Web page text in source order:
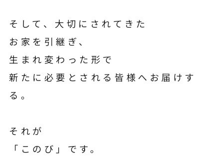
そして、大切にされてきた
お家を引継ぎ、
生まれ変わった形で
新たに必要とされる皆様へお届けす
る。
それが
「このび」です。